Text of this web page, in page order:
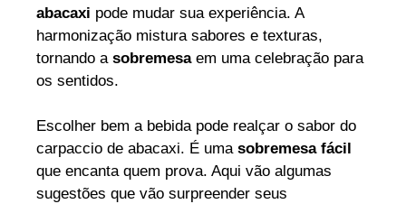
abacaxi pode mudar sua experiência. A
harmonização mistura sabores e texturas,
tornando a sobremesaem uma celebração para
os sentidos.
Escolher bem a bebida pode realçar o sabor do
carpaccio de abacaxi. É umasobremesa fácil
que encanta quem prova. Aqui vão algumas
sugestões que vão surpreender seus